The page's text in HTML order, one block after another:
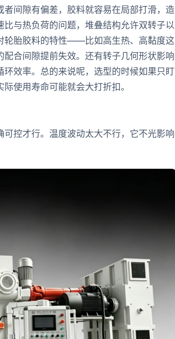
间隙有偏差，胶料就容易在局部打滑，造
与热负荷的问题，堆叠结构允许双转子以
轮胎胶料的特性——比如高生热、高黏度这
合间隙提前失效。还有转子几何形状影响
效率。总的来说呢，选型的时候如果只盯
使用寿命可能就会大打折扣。
控才行。温度波动太大不行，它不光影响